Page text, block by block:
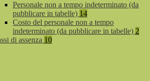
Personale non a tempo indeterminato (da
pubblicare in tabelle) 14
Costo del personale non a tempo
indeterminato (da pubblicare in tabelle) 2
di assenza 10